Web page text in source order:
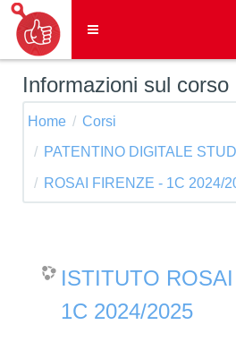
Pannello laterale
Vai al contenuto principale
Informazioni sul corso
Home Corsi
PATENTINO DIGITALE
ROSAI FIRENZE - 1C 2024/
ISTITUTO
1C 2024/2025